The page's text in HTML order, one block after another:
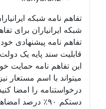
تفاهم نامه شبکه
شبکه ایرانیاران برای
تفاهم نامه پیشنهادی
قابلیت سند پایه یک
این تفاهم نامه حمایت
میتواند با اسم مستعار
دستکم ۹۰٪ درصد